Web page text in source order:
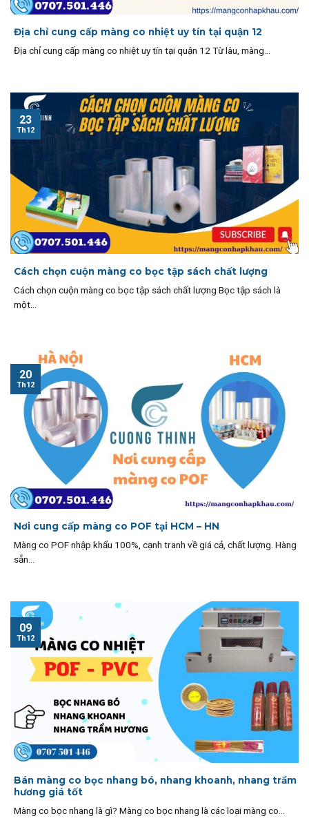
Địa chỉ cung cấp màng co nhiệt uy tín tại quận 12
Địa chỉ cung cấp màng co nhiệt uy tín tại quận 12 Từ lâu, màng...
Cách chọn cuộn màng co bọc tập sách chất lượng
Cách chọn cuộn màng co bọc tập sách chất lượng Bọc tập sách là
một...
23
Th12
Nơi cung cấp màng co POF tại HCM – HN
Màng co POF nhập khẩu 100%, cạnh tranh về giá cả, chất lượng. Hàng
sẵn...
20
Th12
Bán màng co bọc nhang bó, nhang khoanh, nhang trầm
hương giá tốt
Màng co bọc nhang là gì? Màng co bọc nhang là các loại màng co...
09
Th12